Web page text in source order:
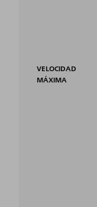
VELOCIDAD
MÁXIMA